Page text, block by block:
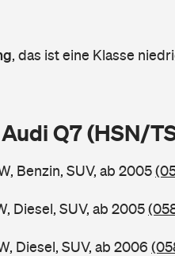
, das ist eine Klasse
Q7 (HSN/
Benzin, SUV, ab 2005
Diesel, SUV, ab 2005
Diesel, SUV, ab 2006